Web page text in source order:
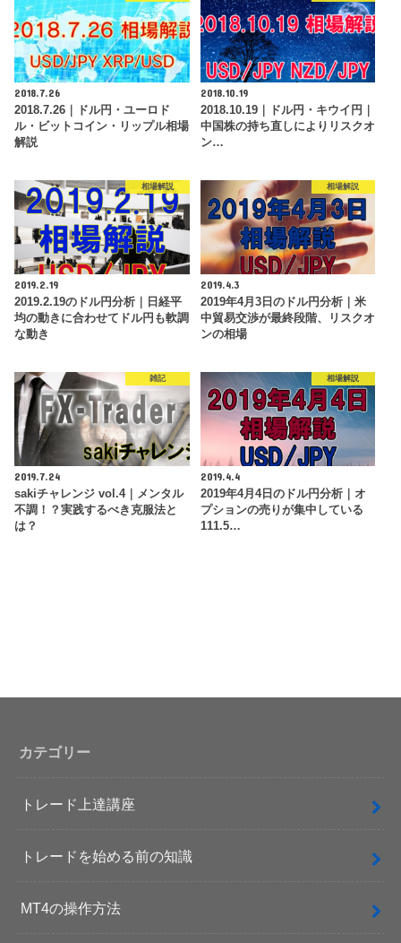
2018.7.26
2018.7.26｜ドル円・ユーロド
ル・ビットコイン・リップル相場
解説
2018.10.19
2018.10.19｜ドル円・キウイ円｜
中国株の持ち直しによりリスクオ
ン…
相場解説
2019.2.19
2019.2.19のドル円分析｜日経平
均の動きに合わせてドル円も軟調
な動き
相場解説
2019.4.3
2019年4月3日のドル円分析｜米
中貿易交渉が最終段階、リスクオ
ンの相場
雑記
2019.7.24
sakiチャレンジ vol.4｜メンタル
不調！？実践するべき克服法と
は？
相場解説
2019.4.4
2019年4月4日のドル円分析｜オ
プションの売りが集中している
111.5…
カテゴリー
トレード上達講座
トレードを始める前の知識
MT4の操作方法